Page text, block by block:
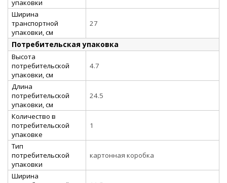
упаковки
Ширина
транспортной
упаковки, см
27
Потребительская упаковка
Высота
потребительской
упаковки, см
4.7
Длина
потребительской
упаковки, см
24.5
Количество в
потребительской
упаковке
1
Тип
потребительской
упаковки
картонная коробка
Ширина